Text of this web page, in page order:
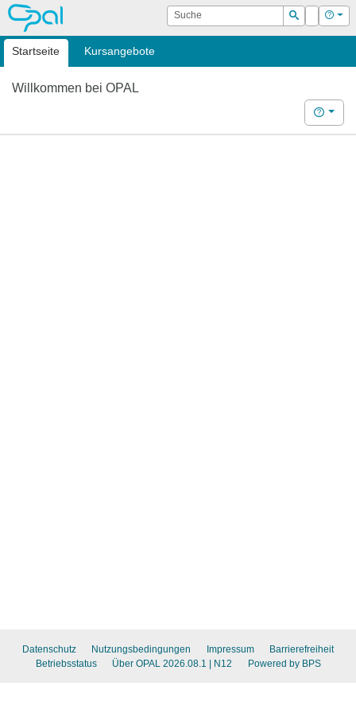
OPAL Suche
Suchen
Login Hilfe
Startseite Kursangebote
Willkommen bei OPAL
Hilfe
Datenschutz Nutzungsbedingungen Impressum
Barrierefreiheit
Betriebsstatus
Über OPAL 2026.08.1 | N12 Powered by BPS